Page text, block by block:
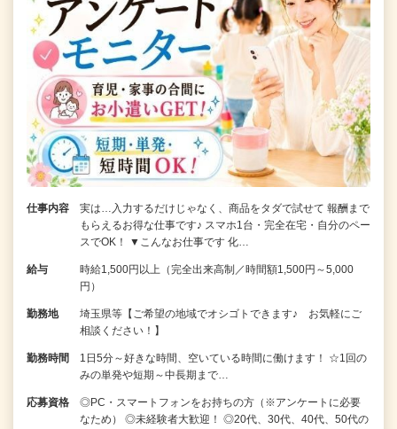
仕事内容
実は…入力するだけじゃなく、商品をタダで試せて 報酬まで
もらえるお得な仕事です♪ スマホ1台・完全在宅・自分のペー
スでOK！ ▼こんなお仕事です 化…
給与
時給1,500円以上（完全出来高制／時間額1,500円～5,000
円）
勤務地
埼玉県等【ご希望の地域でオシゴトできます♪ お気軽にご
相談ください！】
勤務時間
1日5分～好きな時間、空いている時間に働けます！ ☆1回の
みの単発や短期～中長期まで…
応募資格
◎PC・スマートフォンをお持ちの方（※アンケートに必要
なため） ◎未経験者大歓迎！ ◎20代、30代、40代、50代の